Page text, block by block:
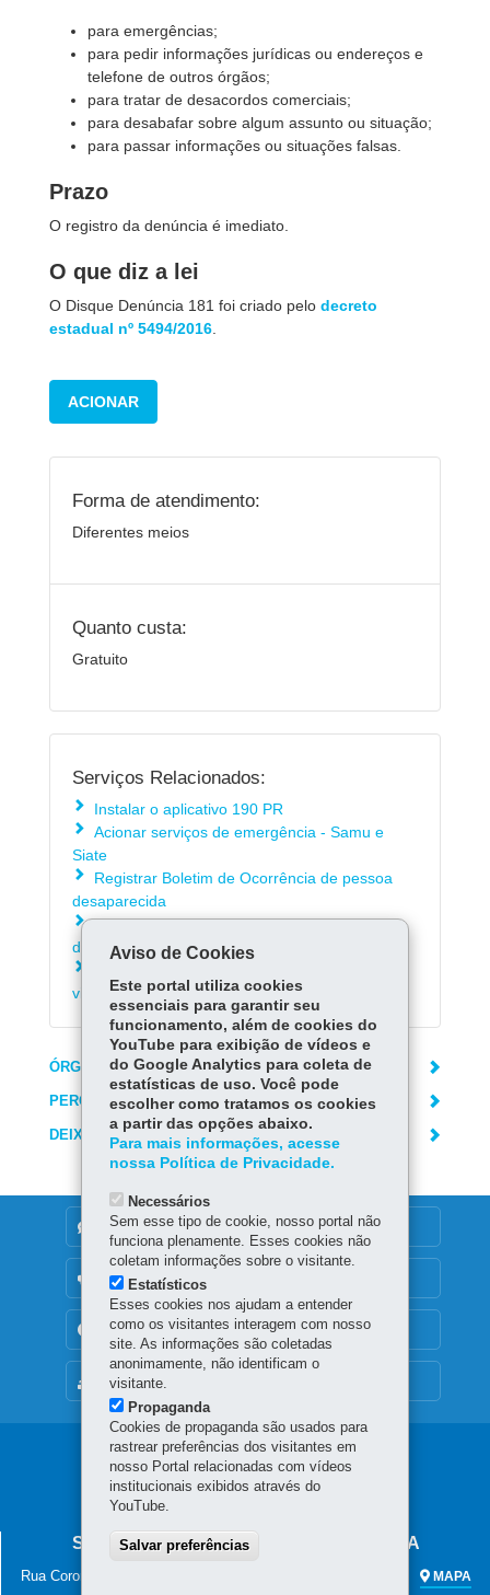
para emergências;
para pedir informações jurídicas ou endereços e
telefone de outros órgãos;
para tratar de desacordos comerciais;
para desabafar sobre algum assunto ou situação;
para passar informações ou situações falsas.
Prazo
O registro da denúncia é imediato.
O que diz a lei
O Disque Denúncia 181 foi criado pelo decreto
estadual nº 5494/2016
ACIONAR
Forma de atendimento:
Diferentes meios
Quanto custa:
Gratuito
Serviços Relacionados:
Instalar o aplicativo 190 PR
Acionar serviços de emergência - Samu e
Siate
Registrar Boletim de Ocorrência de pessoa
desaparecida
Registrar Boletim de Ocorrência de violência
doméstica e familiar contra mulher
violência doméstica
ÓRGÃO RESPONSÁVEL
PERGUNTAS FREQUENTES
DEIXE SUA OPINIÃO
MAPA DO SITE
DENUNCIE CORRUPÇÃO
OUVIDORIA
TRANSPARÊNCIA INSTITUCIONAL
Navegação
principal
SECRETARIA DA SEGURANÇA PÚBLICA
Rua Coronel Dulcídio, 800 - Batel MAPA
Aviso de Cookies
Este portal utiliza cookies
essenciais para garantir seu
funcionamento, além de cookies do
YouTube para exibição de vídeos e
do Google Analytics para coleta de
estatísticas de uso. Você pode
escolher como tratamos os cookies
a partir das opções abaixo.
Para mais informações, acesse
nossa Política de Privacidade.
Necessários
Sem esse tipo de cookie, nosso portal não
funciona plenamente. Esses cookies não
coletam informações sobre o visitante.
Estatísticos
Esses cookies nos ajudam a entender
como os visitantes interagem com nosso
site. As informações são coletadas
anonimamente, não identificam o
visitante.
Propaganda
Cookies de propaganda são usados para
rastrear preferências dos visitantes em
nosso Portal relacionadas com vídeos
institucionais exibidos através do
YouTube.
Salvar preferências